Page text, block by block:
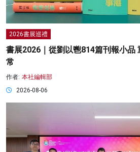
2026書展巡禮
書展2026｜從劉以鬯814篇刊報小品
常
作者: 本社編輯部
2026-08-06